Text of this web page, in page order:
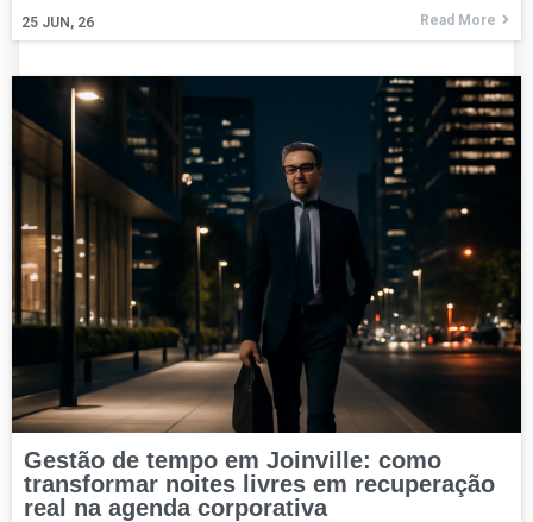
25 JUN, 26 Read More
Gestão de tempo em Joinville: como
transformar noites livres em recuperação
real na agenda corporativa